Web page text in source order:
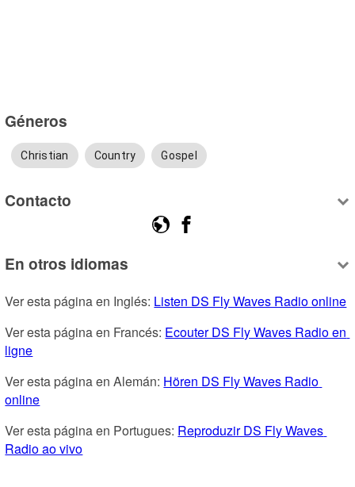
Géneros
Christian Country Gospel
Contacto
En otros idiomas
Ver esta página en Inglés: Listen DS Fly Waves Radio online
Ver esta página en Francés: Ecouter DS Fly Waves Radio en
ligne
Ver esta página en Alemán: Hören DS Fly Waves Radio
online
Ver esta página en Portugues: Reproduzir DS Fly Waves
Radio ao vivo